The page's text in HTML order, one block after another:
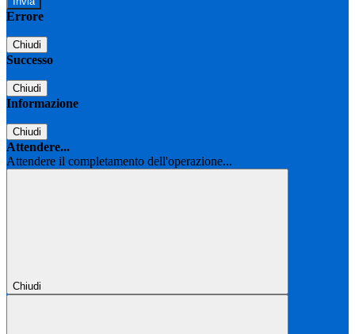
Errore
Chiudi
Successo
Chiudi
Informazione
Chiudi
Attendere...
Attendere il completamento dell'operazione...
Chiudi